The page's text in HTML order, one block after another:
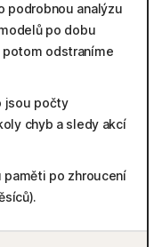
podrobnou analýzu
po dobu
potom odstraníme
jsou počty
chyb a sledy akcí
paměti po zhroucení